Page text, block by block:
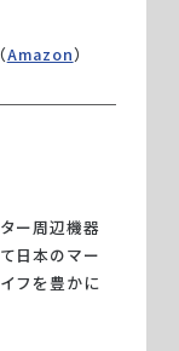
Amazon）
ー周辺機器
日本のマー
フを豊かに